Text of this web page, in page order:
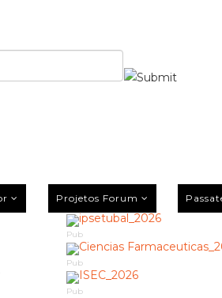
Projetos Forum
Pub
Pub
Pub